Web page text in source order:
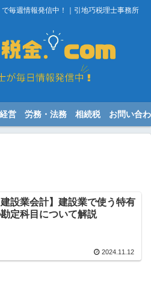
週情報発信中！｜引地巧税理士事務所
営 労務・法務 相続税 お問い合
建設業会計】建設業で使う特有
定科目について解説
2024.11.12